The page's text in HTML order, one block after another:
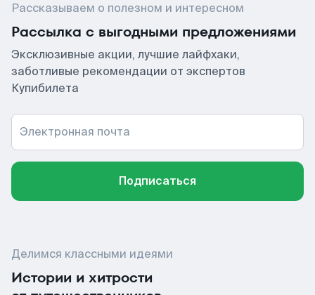
Рассказываем о полезном и интересном
Рассылка с выгодными предложениями
Эксклюзивные акции, лучшие лайфхаки,
заботливые рекомендации от экспертов
Купибилета
Электронная почта
Подписаться
Делимся классными идеями
Истории и хитрости